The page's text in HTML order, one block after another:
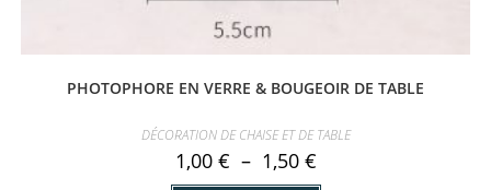
PHOTOPHORE EN VERRE & BOUGEOIR DE TABLE
DÉCORATION DE CHAISE ET DE TABLE
1,00 € – 1,50 €Plage
de